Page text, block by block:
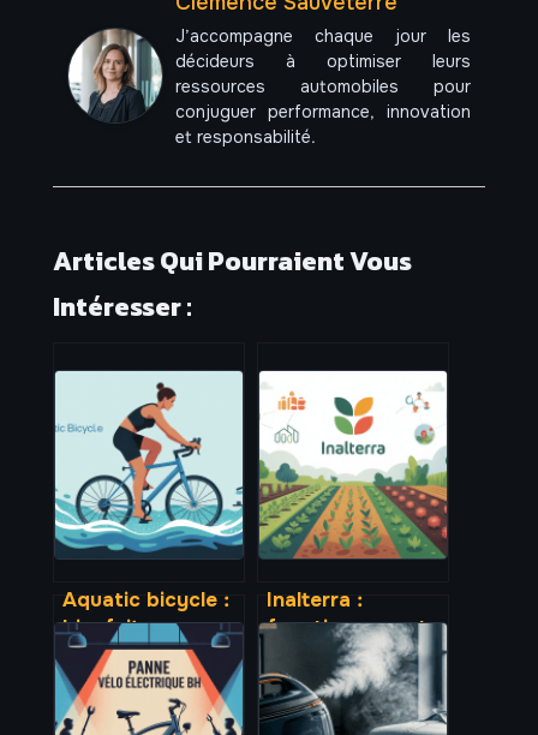
J’accompagne chaque jour les
décideurs à optimiser leurs
ressources automobiles pour
conjuguer performance, innovation
et responsabilité.
Articles Qui Pourraient Vous
Intéresser :
Aquatic bicycle :
bienfaits,
modèles et
conseils pour
bien se lancer
Inalterra :
fonctionnement,
avis et enjeux
d’un pionnier de
l’agroécologie